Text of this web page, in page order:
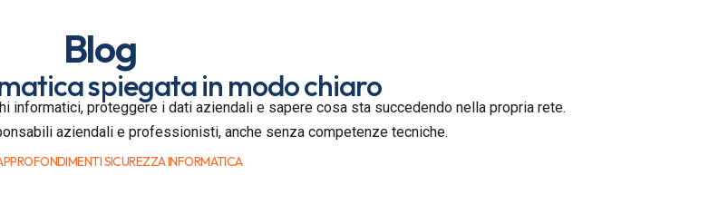
Blog
spiegata in modo chiaro
proteggere i dati aziendali e sapere cosa sta succedendo nella propria rete.
aziendali e professionisti, anche senza competenze tecniche.
SICUREZZA INFORMATICA